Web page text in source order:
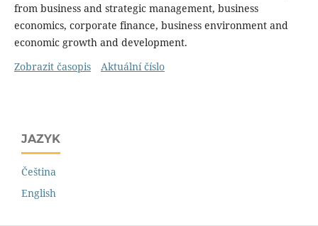
from business and strategic management, business
economics, corporate finance, business environment and
economic growth and development.
Zobrazit časopis
Aktuální číslo
JAZYK
Čeština
English